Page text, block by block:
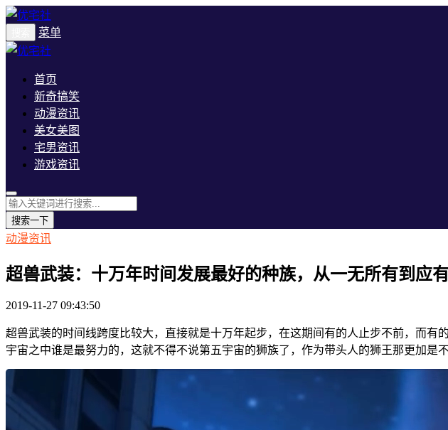
菜单
首页
新奇搞笑
动漫资讯
美女美图
宅男资讯
游戏资讯
搜索一下
动漫资讯
超兽武装：十万年时间发展最好的种族，从一无所有到应
2019-11-27 09:43:50
超兽武装的时间线跨度比较大，直接就是十万年起步，在这期间有的人止步不前，而
宇宙之中谁是最努力的，这就不得不说第五宇宙的狮族了，作为带头人的狮王那更加是不